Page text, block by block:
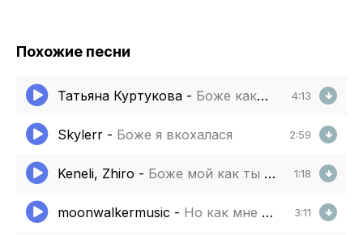
Похожие песни
Татьяна Куртукова - Боже какой пустяк 4:13
Skylerr - Боже я вкохалася 2:59
Keneli, Zhiro - Боже мой как ты прекрасна 1:18
moonwalkermusic - Но как мне сегодня хочется 3:11